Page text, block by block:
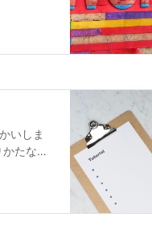
いしま
たな